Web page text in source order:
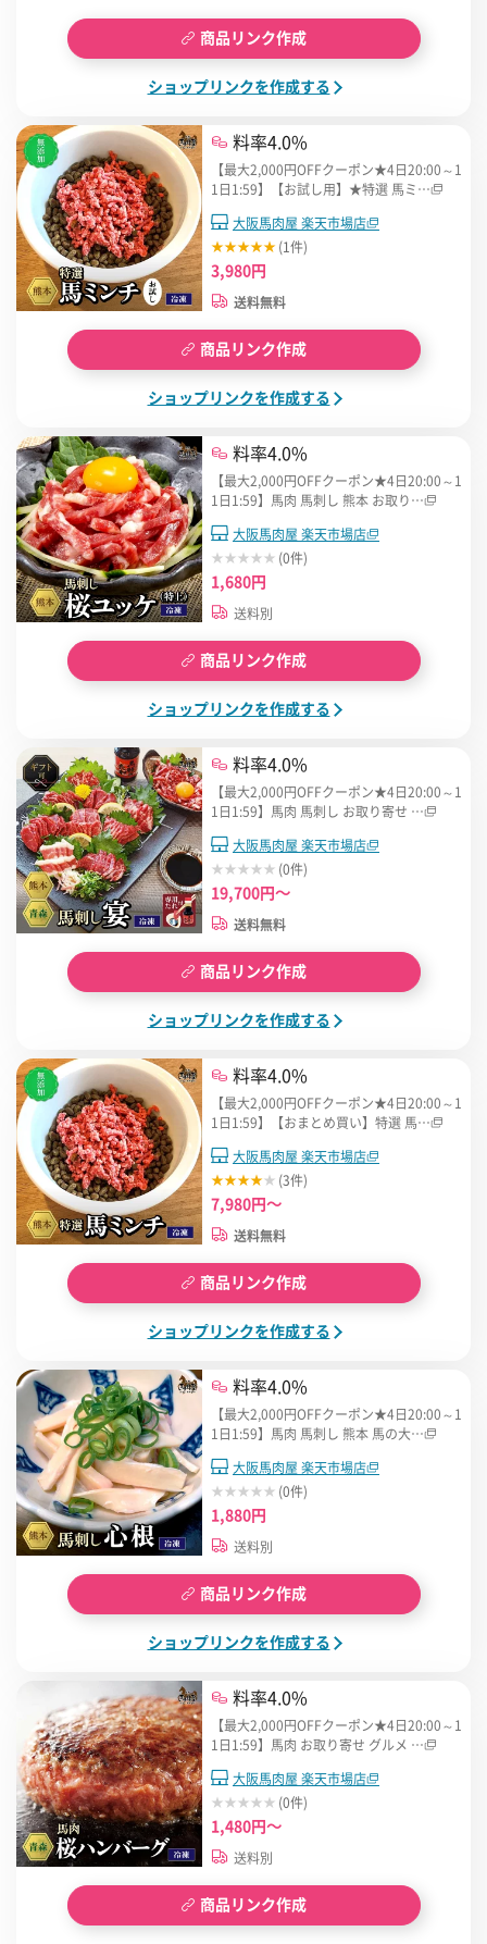
商品リンク作成
ショップリンクを作成する
料率4.0%
【最大2,000円OFFクーポン★4日20:00～1
1日1:59】【お試し用】★特選 馬ミ…
大阪馬肉屋 楽天市場店
(1件)
3,980円
送料無料
商品リンク作成
ショップリンクを作成する
料率4.0%
【最大2,000円OFFクーポン★4日20:00～1
1日1:59】馬肉 馬刺し 熊本 お取り…
大阪馬肉屋 楽天市場店
(0件)
1,680円
送料別
商品リンク作成
ショップリンクを作成する
料率4.0%
【最大2,000円OFFクーポン★4日20:00～1
1日1:59】馬肉 馬刺し お取り寄せ …
大阪馬肉屋 楽天市場店
(0件)
19,700円～
送料無料
商品リンク作成
ショップリンクを作成する
料率4.0%
【最大2,000円OFFクーポン★4日20:00～1
1日1:59】【おまとめ買い】特選 馬…
大阪馬肉屋 楽天市場店
(3件)
7,980円～
送料無料
商品リンク作成
ショップリンクを作成する
料率4.0%
【最大2,000円OFFクーポン★4日20:00～1
1日1:59】馬肉 馬刺し 熊本 馬の大…
大阪馬肉屋 楽天市場店
(0件)
1,880円
送料別
商品リンク作成
ショップリンクを作成する
料率4.0%
【最大2,000円OFFクーポン★4日20:00～1
1日1:59】馬肉 お取り寄せ グルメ …
大阪馬肉屋 楽天市場店
(0件)
1,480円～
送料別
商品リンク作成